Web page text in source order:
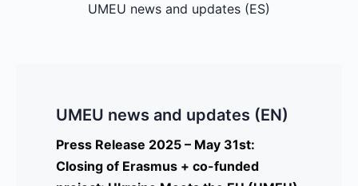
UMEU news and updates (ES)
UMEU news and updates (EN)
Press Release 2025 – May 31st:
Closing of Erasmus + co-funded
UMEU news and updates (CZ)
Comunicado de prensa 2022 – 12 -19
UMEU news and updates (ES)
Comunicado de Prensa 2025 - Mayo
31: Cierre de nuestro projecto Ukraine